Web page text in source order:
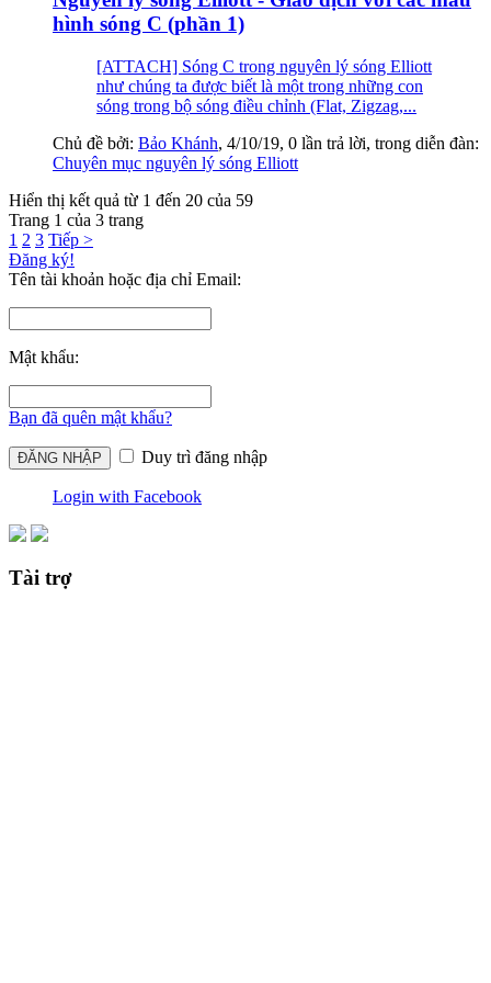
hình sóng C (phần 1)
[ATTACH] Sóng C trong nguyên lý sóng Elliott
như chúng ta được biết là một trong những con
sóng trong bộ sóng điều chỉnh (Flat, Zigzag,...
Chủ đề bởi: Bảo Khánh, 4/10/19, 0 lần trả lời, trong diễn đàn:
Chuyên mục nguyên lý sóng Elliott
Hiển thị kết quả từ 1 đến 20 của 59
Trang 1 của 3 trang
1 2 3 Tiếp >
Đăng ký!
Tên tài khoản hoặc địa chỉ Email:
Mật khẩu:
Bạn đã quên mật khẩu?
Duy trì đăng nhập
Login with Facebook
Tài trợ